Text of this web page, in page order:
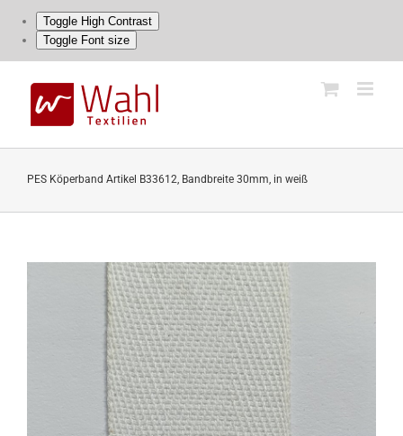
Toggle High Contrast
Toggle Font size
content
PES Köperband Artikel B33612, Bandbreite 30mm, in weiß